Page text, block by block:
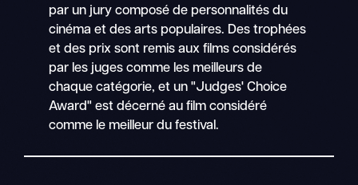
par un jury composé de personnalités du
cinéma et des arts populaires. Des trophées
et des prix sont remis aux films considérés
par les juges comme les meilleurs de
chaque catégorie, et un "Judges' Choice
Award" est décerné au film considéré
comme le meilleur du festival.